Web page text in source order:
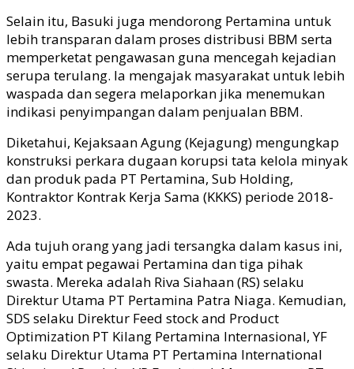
Selain itu, Basuki juga mendorong Pertamina untuk
lebih transparan dalam proses distribusi BBM serta
memperketat pengawasan guna mencegah kejadian
serupa terulang. Ia mengajak masyarakat untuk lebih
waspada dan segera melaporkan jika menemukan
indikasi penyimpangan dalam penjualan BBM.
Diketahui, Kejaksaan Agung (Kejagung) mengungkap
konstruksi perkara dugaan korupsi tata kelola minyak
dan produk pada PT Pertamina, Sub Holding,
Kontraktor Kontrak Kerja Sama (KKKS) periode 2018-
2023.
Ada tujuh orang yang jadi tersangka dalam kasus ini,
yaitu empat pegawai Pertamina dan tiga pihak
swasta. Mereka adalah Riva Siahaan (RS) selaku
Direktur Utama PT Pertamina Patra Niaga. Kemudian,
SDS selaku Direktur Feed stock and Product
Optimization PT Kilang Pertamina Internasional, YF
selaku Direktur Utama PT Pertamina International